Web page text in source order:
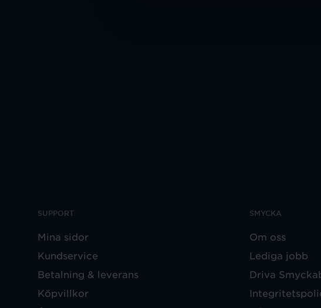
SUPPORT
Mina sidor
Kundservice
Betalning & leverans
Köpvillkor
SMYCKA
Om oss
Lediga jobb
Driva